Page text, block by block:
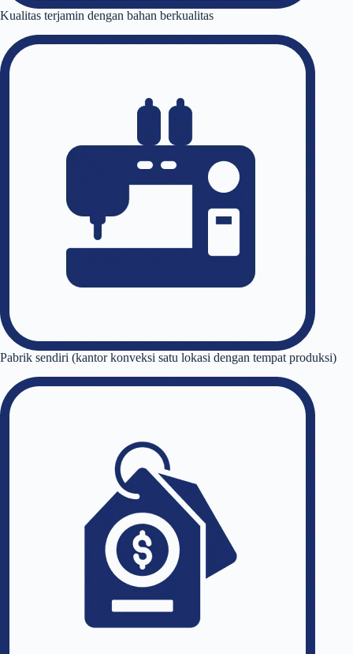
Kualitas terjamin dengan bahan berkualitas
Pabrik sendiri (kantor konveksi satu lokasi dengan tempat produksi)